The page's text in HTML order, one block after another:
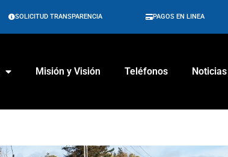
SOLICITUD TRANSPARENCIA PAGOS EN LINEA
Misión y Visión Teléfonos Noticias